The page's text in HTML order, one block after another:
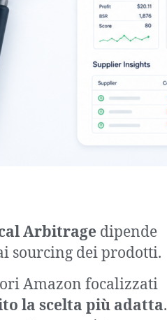
Arbitrage dipende
sourcing dei prodotti.
Amazon focalizzati
la scelta più adatta.